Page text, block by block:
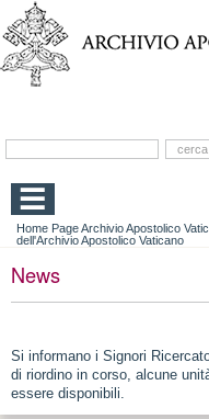
Home Page Archivio Apostolico
dell'Archivio Apostolico Vaticano
News
Si informano i Signori
di riordino in corso, alcune
essere disponibili.